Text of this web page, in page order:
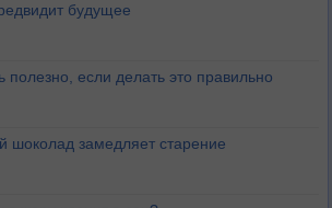
будущее
полезно, если делать это правильно
шоколад замедляет старение